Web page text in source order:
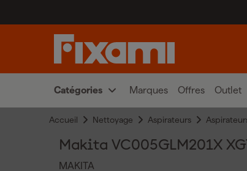
Catégories Marques Offres Outlet
Accueil Nettoyage Aspirateurs
Makita VC005GLM201X
MAKITA